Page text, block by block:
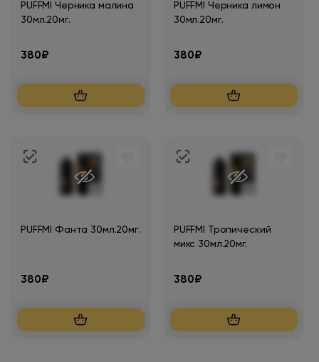
PUFFMI Черника малина
30мл.20мг.
380₽
PUFFMI Черника лимон
30мл.20мг.
380₽
PUFFMI Фанта 30мл.20мг.
380₽
PUFFMI Тропический
микс 30мл.20мг.
380₽